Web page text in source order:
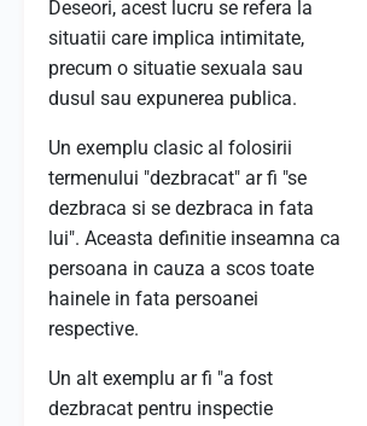
Deseori, acest lucru se refera la
situatii care implica intimitate,
precum o situatie sexuala sau
dusul sau expunerea publica.
Un exemplu clasic al folosirii
termenului "dezbracat" ar fi "se
dezbraca si se dezbraca in fata
lui". Aceasta definitie inseamna ca
persoana in cauza a scos toate
hainele in fata persoanei
respective.
Un alt exemplu ar fi "a fost
dezbracat pentru inspectie